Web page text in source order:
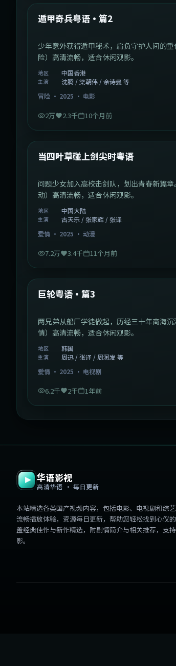
最新
遁甲奇兵粤语·篇2
少年意外获得遁甲秘术，肩负守护人间的
险）高清流畅，适合休闲观影。
地区 中国香港
主演
沈腾 / 梁朝伟 / 佘诗曼 等
冒险 · 2025 · 电影
2万 2.3千 10个月前
最新
中国大陆
当四叶草碰上剑尖时粤语
问题少女加入高校击剑队，划出青春新篇
动）高清流畅，适合休闲观影。
地区 中国大陆
主演
古天乐 / 张家辉 / 张译
爱情 · 2025 · 动漫
7.2万 3.4千 11个月前
最新
韩国
巨轮粤语·篇3
两兄弟从船厂学徒做起，历经三十年商海
情）高清流畅，适合休闲观影。
地区 韩国
主演
周迅 / 张译 / 周润发 等
爱情 · 2025 · 电视剧
6.2千 2千 1年前
华语影视
高清华语 · 每日更新
本站精选各类国产视频内容，包括电影、电视剧和综
流畅播放体验，资源每日更新，帮助您轻松找到心仪
盖经典佳作与新作精选，附剧情简介与相关推荐，支
影。